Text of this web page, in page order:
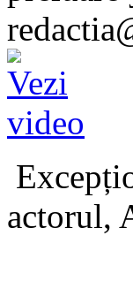
actorul,